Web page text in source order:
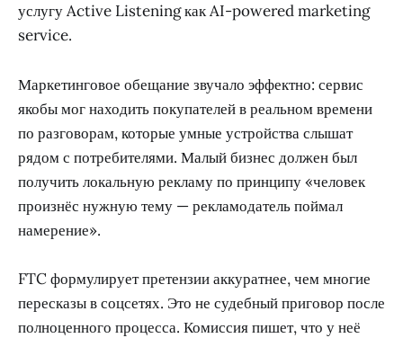
услугу Active Listening как AI-powered marketing
service.
Маркетинговое обещание звучало эффектно: сервис
якобы мог находить покупателей в реальном времени
по разговорам, которые умные устройства слышат
рядом с потребителями. Малый бизнес должен был
получить локальную рекламу по принципу «человек
произнёс нужную тему — рекламодатель поймал
намерение».
FTC формулирует претензии аккуратнее, чем многие
пересказы в соцсетях. Это не судебный приговор после
полноценного процесса. Комиссия пишет, что у неё